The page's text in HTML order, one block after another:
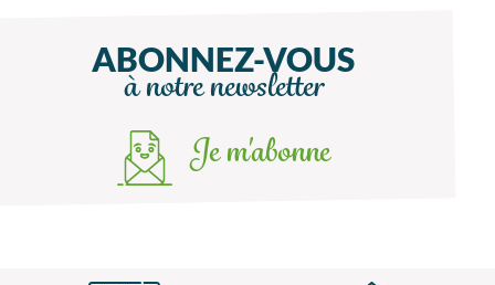
ABONNEZ-VOUS
à notre newsletter
Je m'abonne